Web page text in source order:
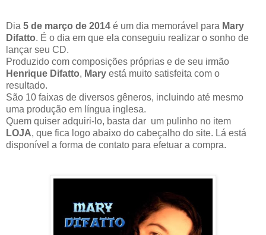
Dia 5 de março de 2014 é um dia memorável para Mary
Difatto. É o dia em que ela conseguiu realizar o sonho de
lançar seu CD.
Produzido com composições próprias e de seu irmão
Henrique Difatto, Mary está muito satisfeita com o
resultado.
São 10 faixas de diversos gêneros, incluindo até mesmo
uma produção em língua inglesa.
Quem quiser adquiri-lo, basta dar um pulinho no item
LOJA, que fica logo abaixo do cabeçalho do site. Lá está
disponível a forma de contato para efetuar a compra.